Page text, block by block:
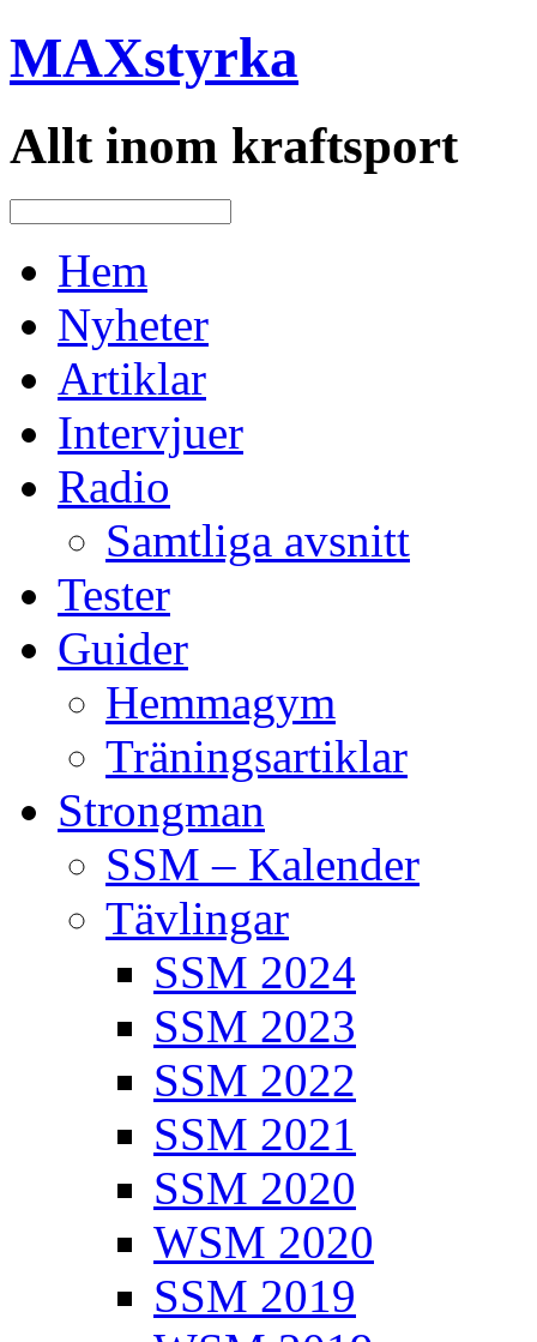
MAXstyrka
Allt inom kraftsport
Hem
Nyheter
Artiklar
Intervjuer
Radio
Samtliga avsnitt
Tester
Guider
Hemmagym
Träningsartiklar
Strongman
SSM – Kalender
Tävlingar
SSM 2024
SSM 2023
SSM 2022
SSM 2021
SSM 2020
WSM 2020
SSM 2019